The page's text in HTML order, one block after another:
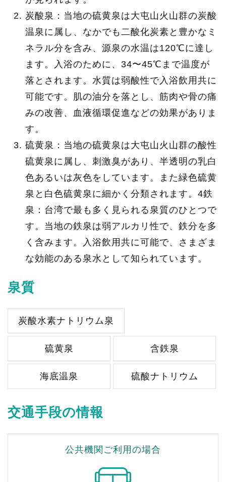
炭酸泉：当地の硫黄泉は大屯山火山群の炭酸
温泉に属し、なかでも二酸化炭素と豊かなミ
ネラル分を含み、源泉の水温は120℃に達し
ます。入浴のために、34〜45℃まで温度が
落とされます。水質は弱酸性で入浴飲用共に
可能です。肌の油分を落とし、筋肉や骨の痛
みの改善、血液循環促進などの効果がありま
す。
硫黄泉：当地の硫黄泉は大屯山火山群の酸性
硫黄泉に属し、刺激臭があり、半透明の乳白
色あるいは灰色をしています。また緑色硫黄
泉と白色硫黄泉に細かく分類されます。4鉄
泉：台湾で最も多く見られる泉質のひとつで
す。当地の鉄泉は弱アルカリ性で、鉄分を多
く含みます。入浴飲用共に可能で、さまざま
な効能のある泉水として知られています。
泉質
炭酸水素ナトリウム泉
硫黄泉 含鉄泉
海底温泉 硫酸ナトリウム
交通手段の情報
公共機関ご利用の場合